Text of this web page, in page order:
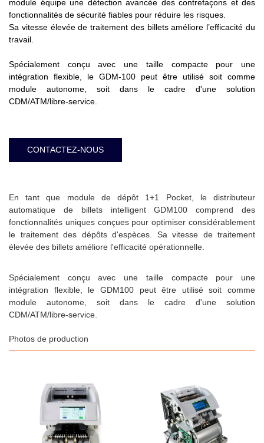
module équipe une détection avancée des contrefaçons et des
fonctionnalités de sécurité fiables pour réduire les risques.
Sa vitesse élevée de traitement des billets améliore l’efficacité du
travail.
Spécialement conçu avec une taille compacte pour une
intégration flexible, le GDM-100 peut être utilisé soit comme
module autonome, soit dans le cadre d'une solution
CDM/ATM/libre-service.
CONTACTEZ-NOUS
En tant que module de dépôt 1+1 Pocket, le distributeur
automatique de billets intelligent GDM100 comprend des
fonctionnalités uniques conçues pour optimiser considérablement
le traitement des dépôts d'espèces. Sa vitesse de traitement
élevée des billets améliore l'efficacité opérationnelle.
Spécialement conçu avec une taille compacte pour une
intégration flexible, le GDM100 peut être utilisé soit comme
module autonome, soit dans le cadre d'une solution
CDM/ATM/libre-service.
Photos de production